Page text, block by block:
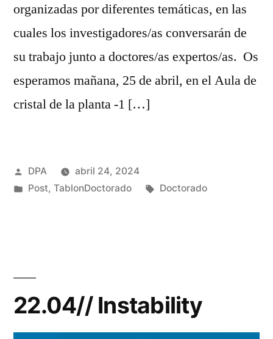
organizadas por diferentes temáticas, en las
cuales los investigadores/as conversarán de
su trabajo junto a doctores/as expertos/as. Os
esperamos mañana, 25 de abril, en el Aula de
cristal de la planta -1 […]
Publicado
por
DPA
abril 24, 2024
Publicado
Post, TablonDoctorado Etiquetas:
Doctorado
22.04// Instability